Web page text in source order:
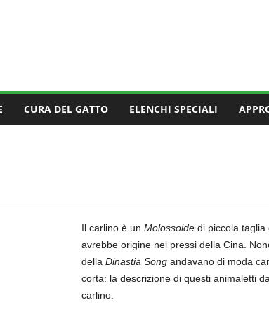
CURA DEL GATTO ELENCHI SPECIALI
Il carlino è un Molossoidedi piccola taglia
avrebbe origine nei pressi della Cina.
della Dinastia Songandavano di moda
corta: la descrizione di questi animaletti
carlino.